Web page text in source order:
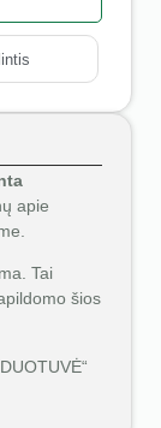
apie
Tai
šios